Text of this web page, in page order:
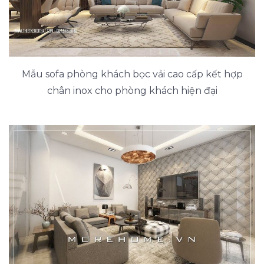
Mẫu sofa phòng khách bọc vải cao cấp kết hợp
chân inox cho phòng khách hiện đại